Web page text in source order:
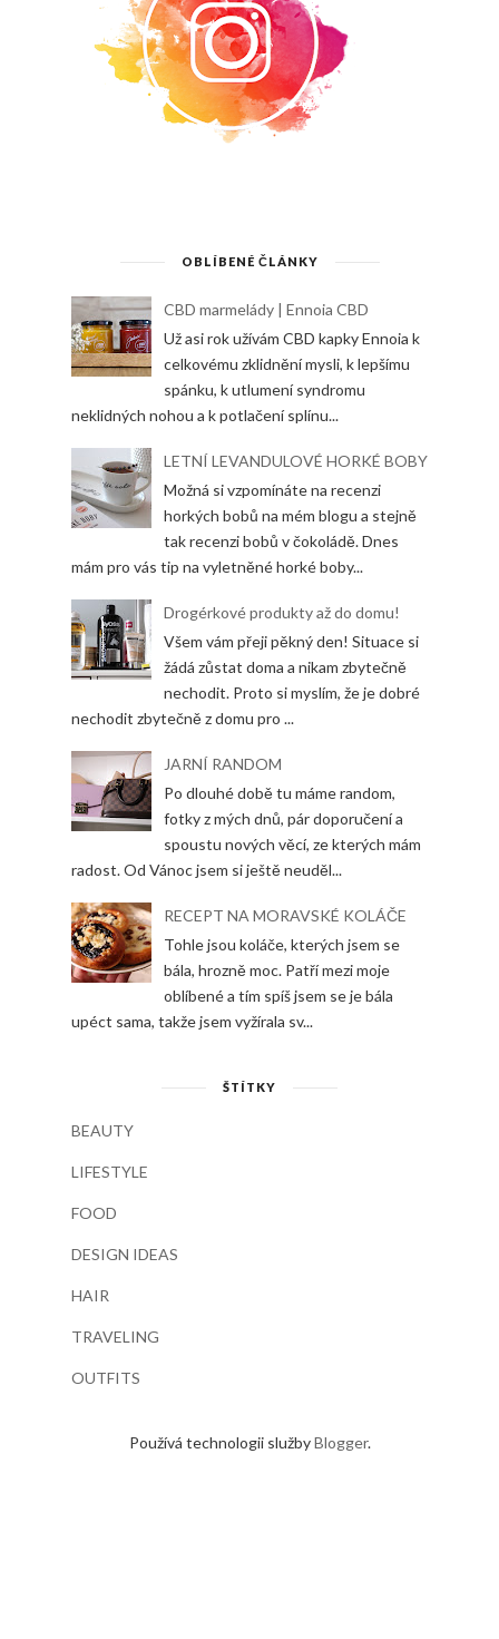
OBLÍBENÉ ČLÁNKY
CBD marmelády | Ennoia CBD
Už asi rok užívám CBD kapky Ennoia k
celkovému zklidnění mysli, k lepšímu
spánku, k utlumení syndromu
neklidných nohou a k potlačení splínu...
LETNÍ LEVANDULOVÉ HORKÉ BOBY
Možná si vzpomínáte na recenzi
horkých bobů na mém blogu a stejně
tak recenzi bobů v čokoládě. Dnes
mám pro vás tip na vyletněné horké boby...
Drogérkové produkty až do domu!
Všem vám přeji pěkný den! Situace si
žádá zůstat doma a nikam zbytečně
nechodit. Proto si myslím, že je dobré
nechodit zbytečně z domu pro ...
JARNÍ RANDOM
Po dlouhé době tu máme random,
fotky z mých dnů, pár doporučení a
spoustu nových věcí, ze kterých mám
radost. Od Vánoc jsem si ještě neuděl...
RECEPT NA MORAVSKÉ KOLÁČE
Tohle jsou koláče, kterých jsem se
bála, hrozně moc. Patří mezi moje
oblíbené a tím spíš jsem se je bála
upéct sama, takže jsem vyžírala sv...
ŠTÍTKY
BEAUTY
LIFESTYLE
FOOD
DESIGN IDEAS
HAIR
TRAVELING
OUTFITS
Používá technologii službyBlogger.